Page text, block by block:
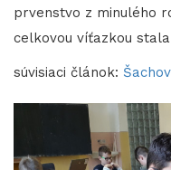
prvenstvo z minulého
celkovou víťazkou
súvisiaci článok: